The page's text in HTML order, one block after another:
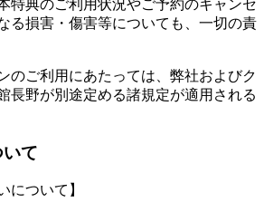
特典のご利用状況やご予約のキャンセ
る損害・傷害等についても、一切の責
のご利用にあたっては、弊社およびク
長野が別途定める諸規定が適用される
て
について】